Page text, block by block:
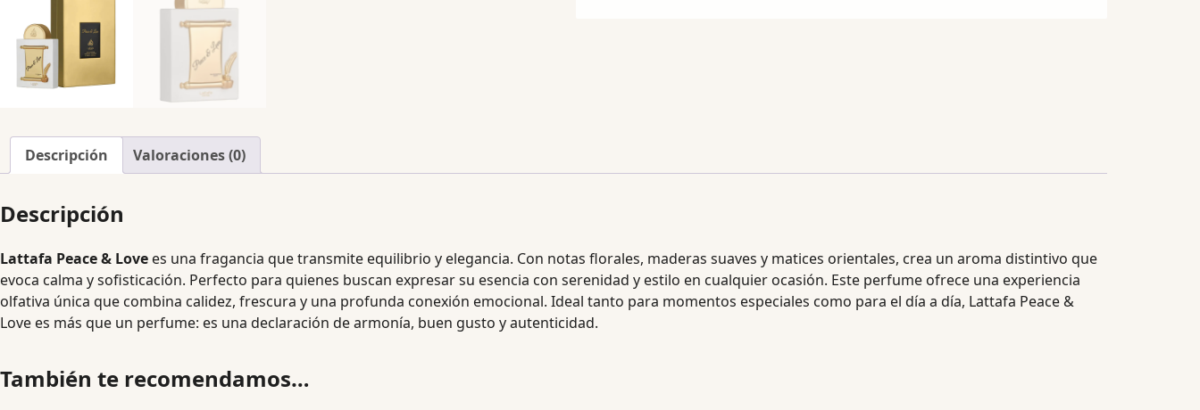
Descripción Valoraciones (0)
Descripción
Lattafa Peace & Love es una fragancia que transmite equilibrio y elegancia. Con notas florales, maderas suaves y matices orientales, crea un aroma distintivo que
evoca calma y sofisticación. Perfecto para quienes buscan expresar su esencia con serenidad y estilo en cualquier ocasión. Este perfume ofrece una experiencia
olfativa única que combina calidez, frescura y una profunda conexión emocional. Ideal tanto para momentos especiales como para el día a día, Lattafa Peace &
Love es más que un perfume: es una declaración de armonía, buen gusto y autenticidad.
También te recomendamos…